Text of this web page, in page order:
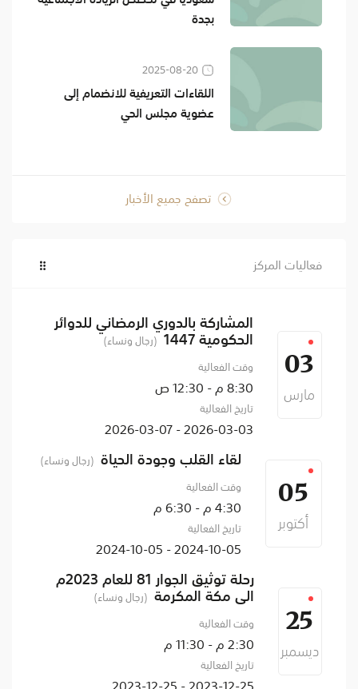
بجدة
2025-08-20
اللقاءات التعريفية للانضمام إلى
عضوية مجلس الحي
تصفح جميع الأخبار
فعاليات المركز
03
مارس
المشاركة بالدوري الرمضاني للدوائر
الحكومية 1447
(رجال ونساء)
وقت الفعالية
8:30 م - 12:30 ص
تاريخ الفعالية
2026-03-03 - 2026-03-07
05
أكتوبر
لقاء القلب وجودة الحياة (رجال ونساء)
وقت الفعالية
4:30 م - 6:30 م
تاريخ الفعالية
2024-10-05 - 2024-10-05
25
ديسمبر
رحلة توثيق الجوار 81 للعام 2023م
الى مكة المكرمة(رجال ونساء)
وقت الفعالية
2:30 م - 11:30 م
تاريخ الفعالية